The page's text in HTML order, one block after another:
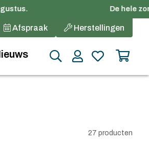
De hele
Afspraak Herstellingen
27 producten